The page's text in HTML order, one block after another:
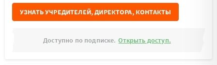
УЗНАТЬ УЧРЕДИТЕЛЕЙ, ДИРЕКТОРА, КОНТАКТЫ
Доступно по подписке. Открыть доступ.